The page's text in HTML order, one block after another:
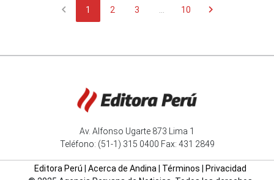
chevron_left 1 2 3 10 chevron_right
Av. Alfonso Ugarte 873 Lima 1
Teléfono: (51-1) 315 0400 Fax: 431 2849
Editora Perú Acerca de Andina| Términos
Privacidad